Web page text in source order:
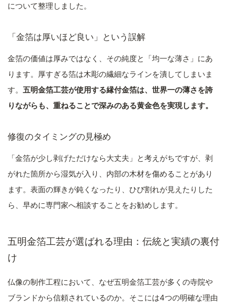
について整理しました。
「金箔は厚いほど良い」という誤解
金箔の価値は厚みではなく、その純度と「均一な薄さ」にあ
ります。厚すぎる箔は木彫の繊細なラインを潰してしまいま
す。 五明金箔工芸が使用する縁付金箔は、世界一の薄さを誇
りながらも、重ねることで深みのある黄金色を実現します。
修復のタイミングの見極め
「金箔が少し剥げただけなら大丈夫」と考えがちですが、剥
がれた箇所から湿気が入り、内部の木材を傷めることがあり
ます。表面の輝きが鈍くなったり、ひび割れが見えたりした
ら、早めに専門家へ相談することをお勧めします。
五明金箔工芸が選ばれる理由：伝統と実績の裏付
け
仏像の制作工程において、なぜ五明金箔工芸が多くの寺院や
ブランドから信頼されているのか。そこには4つの明確な理由